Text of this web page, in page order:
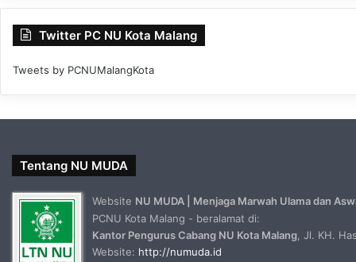
Twitter PC NU Kota Malang
Tweets by PCNUMalangKota
Tentang NU MUDA
Website NU MUDA | Menjaga Marwah Ulama dan
PCNU Kota Malang - beralamat di:
Kantor Pengurus Cabang NU Kota Malang , Jl. KH.
Website: http://numuda.id